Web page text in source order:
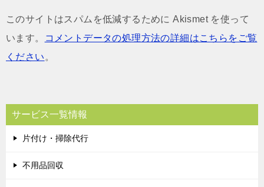
このサイトはスパムを低減するために Akismet を使って
います。
コメントデータの処理方法の詳細はこちらをご覧
ください。
サービス一覧情報
片付け・掃除代行
不用品回収